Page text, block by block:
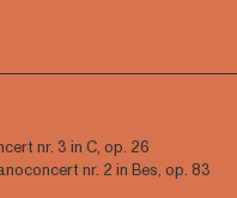
nr. 3 in C, op. 26
nr. 2 in Bes, op. 83